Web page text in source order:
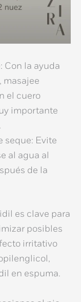
Con la ayuda
masajee
el cuero
importante
seque: Evite
al agua al
de la
es clave para
posibles
irritativo
en espuma.